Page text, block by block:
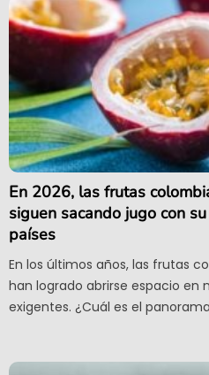
En 2026, las frutas
siguen sacando jugo con
países
En los últimos años, las frutas
han logrado abrirse espacio en
exigentes. ¿Cuál es el